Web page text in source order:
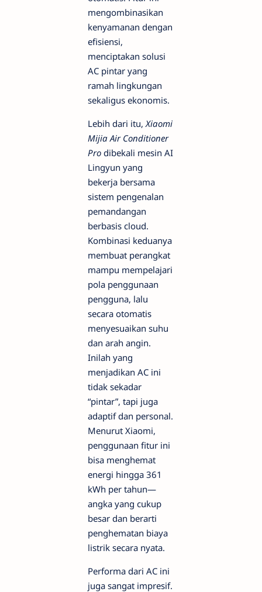
mengombinasikan
kenyamanan dengan
efisiensi,
menciptakan solusi
AC pintar yang
ramah lingkungan
sekaligus ekonomis.
Lebih dari itu, Xiaomi
Mijia Air Conditioner
Pro dibekali mesin AI
Lingyun yang
bekerja bersama
sistem pengenalan
pemandangan
berbasis cloud.
Kombinasi keduanya
membuat perangkat
mampu mempelajari
pola penggunaan
pengguna, lalu
secara otomatis
menyesuaikan suhu
dan arah angin.
Inilah yang
menjadikan AC ini
tidak sekadar
“pintar”, tapi juga
adaptif dan personal.
Menurut Xiaomi,
penggunaan fitur ini
bisa menghemat
energi hingga 361
kWh per tahun—
angka yang cukup
besar dan berarti
penghematan biaya
listrik secara nyata.
Performa dari AC ini
juga sangat impresif.